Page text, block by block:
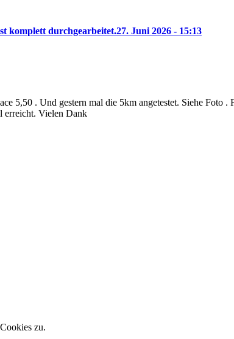
komplett durchgearbeitet.27. Juni 2026 - 15:13
5,50 . Und gestern mal die 5km angetestet. Siehe Foto .
erreicht. Vielen Dank
zu.